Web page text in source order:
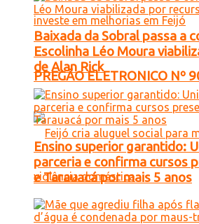
PREGÃO ELETRONICO Nº
Baixada da Sobral passa a
Escolinha Léo Moura
de Alan Rick
Ensino superior garantido:
parceria e confirma cursos
e Tarauacá por mais 5 anos